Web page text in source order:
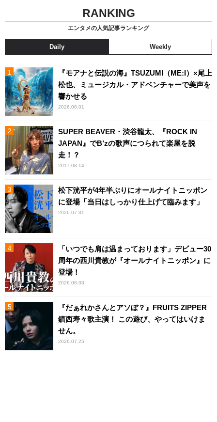
RANKING
エンタメの人気記事ランキング
Daily Weekly
『モアナと伝説の海』TSUZUMI（ME:I）×尾上
松也、ミュージカル・アドベンチャーで美声を
響かせる
2026.08.01
SUPER BEAVER・渋谷龍太、『ROCK IN
JAPAN』でB’zの歌声につられて楽屋を脱
走！？
2017.08.14
松下洸平が4年半ぶりにオールナイトニッポン
に登場「当日はしっかり仕上げて臨みます」
2026.07.31
「いつでも肩は温まっております」デビュー30
周年の西川貴教が『オールナイトニッポン』に
登場！
2026.08.03
『だぁれかさんとアソぼ？』FRUITS ZIPPER
鎮西寿々歌主演！ この遊び、やってはいけま
せん。
2026.07.25